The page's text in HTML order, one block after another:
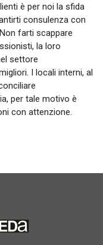
è per noi la sfida
consulenza con
farti scappare
la loro
settore
I locali interni, al
per tale motivo è
con attenzione.